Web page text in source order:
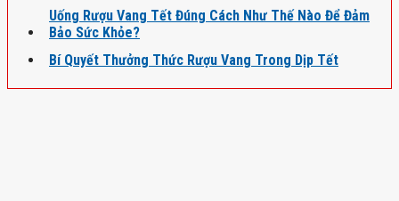
Uống Rượu Vang Tết Đúng Cách Như Thế Nào Để Đảm
Bảo Sức Khỏe?
Bí Quyết Thưởng Thức Rượu Vang Trong Dịp Tết